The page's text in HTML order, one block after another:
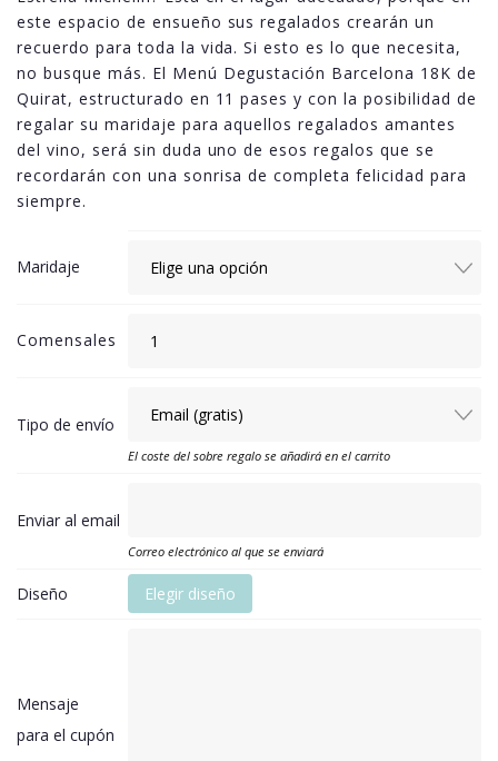
110,00€
hasta
160,00€
este espacio de ensueño sus regalados crearán un
recuerdo para toda la vida. Si esto es lo que necesita,
no busque más. El Menú Degustación Barcelona 18K de
Quirat, estructurado en 11 pases y con la posibilidad de
regalar su maridaje para aquellos regalados amantes
del vino, será sin duda uno de esos regalos que se
recordarán con una sonrisa de completa felicidad para
siempre.
Maridaje
Comensales
Tipo de envío
El coste del sobre regalo se añadirá en el carrito
Enviar al email
Correo electrónico al que se enviará
Diseño Elegir diseño
Mensaje
para el cupón